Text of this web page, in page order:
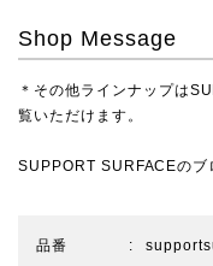
Shop Message
＊その他ラインナップは
覧いただけます。
SUPPORT SURFACEのブ
品番